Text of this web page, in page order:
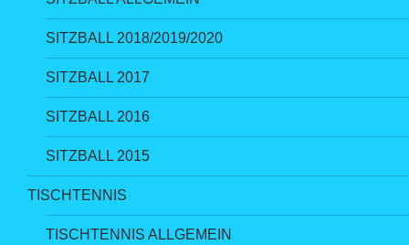
SITZBALL 2018/2019/2020
SITZBALL 2017
SITZBALL 2016
SITZBALL 2015
TISCHTENNIS
TISCHTENNIS ALLGEMEIN